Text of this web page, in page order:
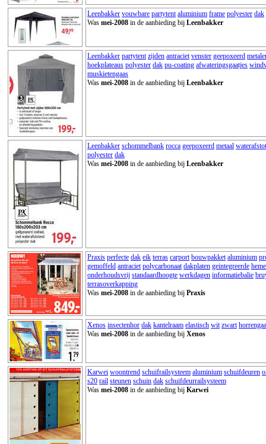
Leenbakker vouwbare partytent aluminium frame polyester dak
Was mei-2008 in de aanbieding bij Leenbakker
Leenbakker partytent zijden antraciet venster geepoxeerd
hoekplateaus polyester dak pu-coating afwateringsgaatjes
muskietengaas
Was mei-2008 in de aanbieding bij Leenbakker
Leenbakker schommelbank rocca geepoxeerd metaal
polyester dak
Was mei-2008 in de aanbieding bij Leenbakker
Praxis perfecte dak eik terras carport bouwpakket aluminium
gemoffeld antraciet polycarbonaat dakplaten geintegreerde
onderhoudsvrij standaardhoogte werkdagen informatiebalie
terrasoverkapping
Was mei-2008 in de aanbieding bij Praxis
Xenos insectenhor dak kantelraam elastisch wit zwart
Was mei-2008 in de aanbieding bij Xenos
Karwei woontrend schuifrailsysteem aluminium schuifdeuren
s20 rail steunen schuin dak schuifdeurrailsysteem
Was mei-2008 in de aanbieding bij Karwei